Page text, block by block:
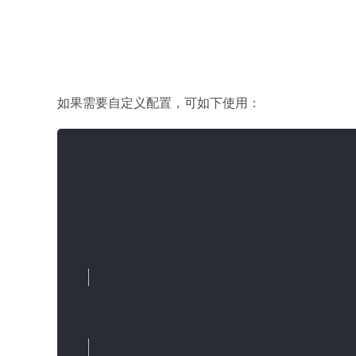
如果需要自定义配置，可如下使用：